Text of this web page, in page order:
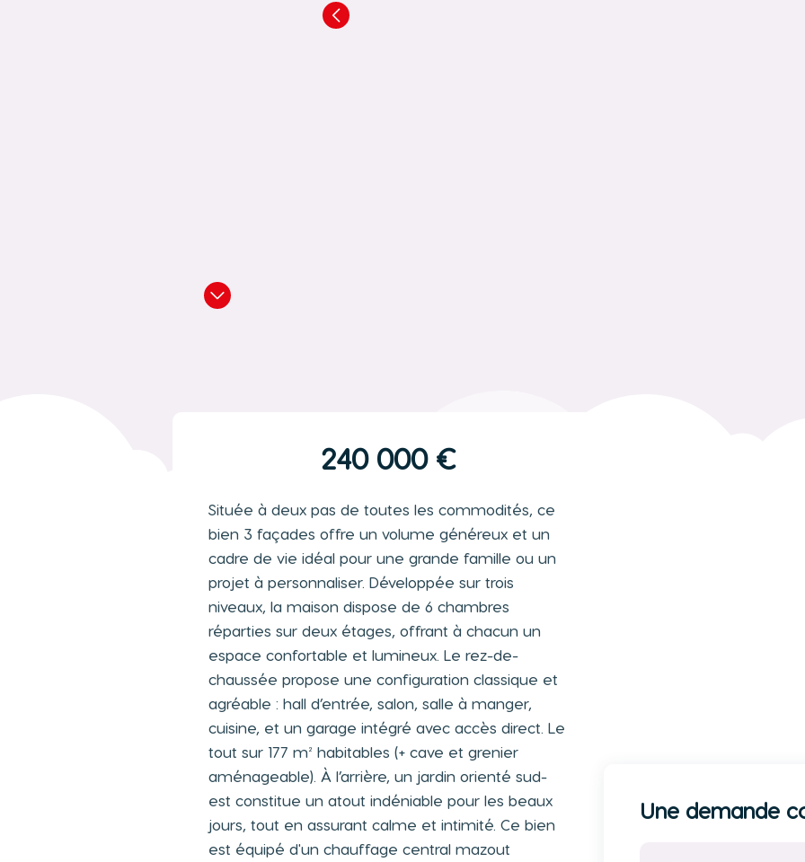
240 000 €
Située à deux pas de toutes les commodités, ce
bien 3 façades offre un volume généreux et un
cadre de vie idéal pour une grande famille ou un
projet à personnaliser. Développée sur trois
niveaux, la maison dispose de 6 chambres
réparties sur deux étages, offrant à chacun un
espace confortable et lumineux. Le rez-de-
chaussée propose une configuration classique et
agréable : hall d’entrée, salon, salle à manger,
cuisine, et un garage intégré avec accès direct. Le
tout sur 177 m² habitables (+ cave et grenier
aménageable). À l’arrière, un jardin orienté sud-
est constitue un atout indéniable pour les beaux
jours, tout en assurant calme et intimité. Ce bien
est équipé d'un chauffage central mazout
Une demande